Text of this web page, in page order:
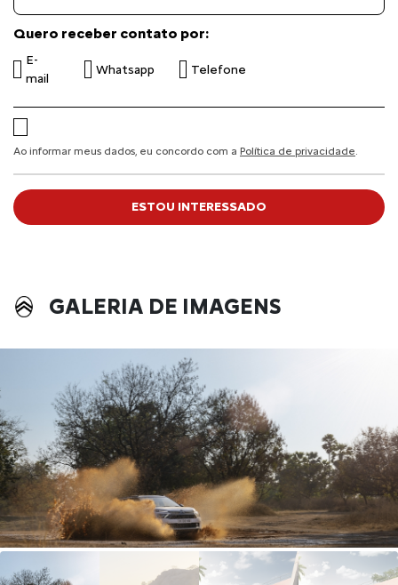
Quero receber contato por:
E-
mail
Whatsapp Telefone
Ao informar meus dados, eu concordo com a Política de privacidade.
ESTOU INTERESSADO
GALERIA DE IMAGENS